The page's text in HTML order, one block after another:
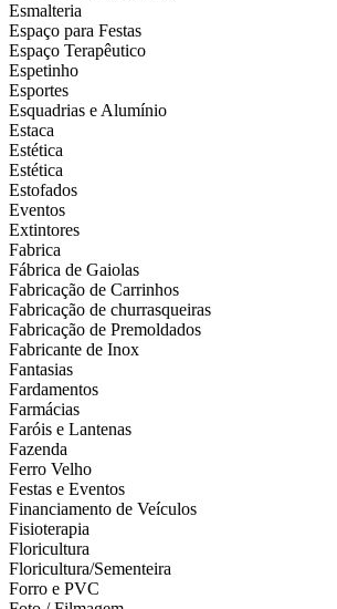
Esmalteria
Espaço para Festas
Espaço Terapêutico
Espetinho
Esportes
Esquadrias e Alumínio
Estaca
Estética
Estética
Estofados
Eventos
Extintores
Fabrica
Fábrica de Gaiolas
Fabricação de Carrinhos
Fabricação de churrasqueiras
Fabricação de Premoldados
Fabricante de Inox
Fantasias
Fardamentos
Farmácias
Faróis e Lantenas
Fazenda
Ferro Velho
Festas e Eventos
Financiamento de Veículos
Fisioterapia
Floricultura
Floricultura/Sementeira
Forro e PVC